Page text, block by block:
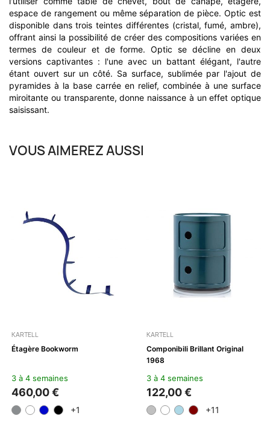
espace de rangement ou même séparation de pièce. Optic est
disponible dans trois teintes différentes (cristal, fumé, ambre),
offrant ainsi la possibilité de créer des compositions variées en
termes de couleur et de forme. Optic se décline en deux
versions captivantes : l'une avec un battant élégant, l'autre
étant ouvert sur un côté. Sa surface, sublimée par l'ajout de
pyramides à la base carrée en relief, combinée à une surface
miroitante ou transparente, donne naissance à un effet optique
saisissant.
VOUS AIMEREZ AUSSI
KARTELL
Étagère Bookworm
3 à 4 semaines
460,00 €
+1
KARTELL
Componibili Brillant Original
1968
3 à 4 semaines
122,00 €
+11